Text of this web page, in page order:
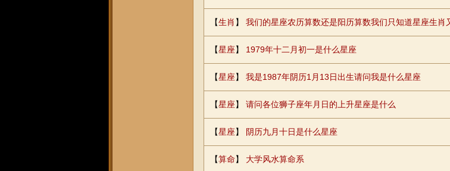
【生肖 】 我们的星座农历算数还是阳历算数我们只知道星座生肖
【星座】 1979年十二月初一是什么星座
【星座】 我是1987年阴历1月13日出生请问我是什么星座
【星座】 请问各位狮子座年月日的上升星座是什么
【星座】 阴历九月十日是什么星座
【算命】 大学风水算命系